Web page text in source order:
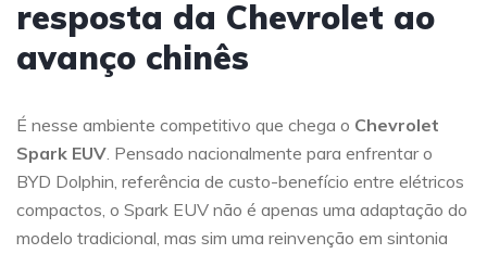
resposta da Chevrolet ao
avanço chinês
É nesse ambiente competitivo que chega o Chevrolet
Spark EUV. Pensado nacionalmente para enfrentar o
BYD Dolphin, referência de custo-benefício entre elétricos
compactos, o Spark EUV não é apenas uma adaptação do
modelo tradicional, mas sim uma reinvenção em sintonia